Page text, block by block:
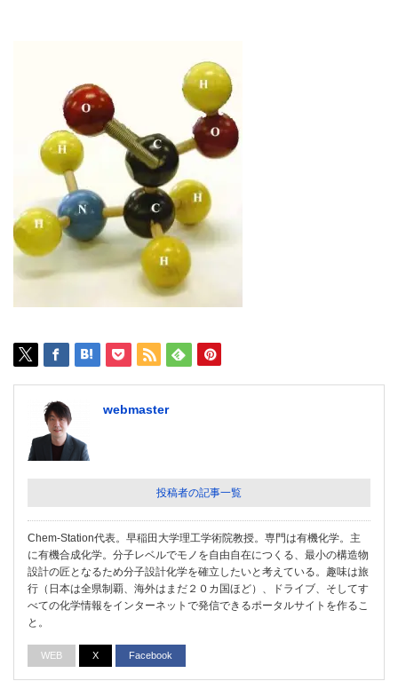
webmaster
投稿者の記事一覧
Chem-Station代表。早稲田大学理工学術院教授。専門は有機化学。主
に有機合成化学。分子レベルでモノを自由自在につくる、最小の構造物
設計の匠となるため分子設計化学を確立したいと考えている。趣味は旅
行（日本は全県制覇、海外はまだ２０カ国ほど）、ドライブ、そしてす
べての化学情報をインターネットで発信できるポータルサイトを作るこ
と。
WEB X Facebook